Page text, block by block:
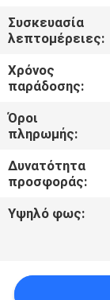
ΠΟΙΟΤΙΚΌΣ
ΈΛΕΓΧΟΣ
ΕΠΑΦΉ
ΝΈΑ
ΟΙ
Συσκευασία
λεπτομέρειες:
Χρόνος
παράδοσης:
Όροι
πληρωμής:
Δυνατότητα
προσφοράς:
Υψηλό φως: